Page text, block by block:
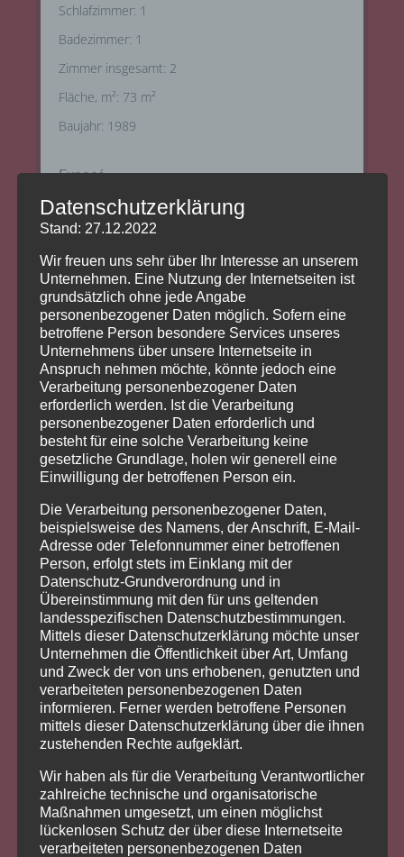
Schlafzimmer: 1
Badezimmer: 1
Zimmer insgesamt: 2
Fläche, m²: 73 m²
Baujahr: 1989
Exposé
Objektbeschreibung
die angebotene 2 Zimmer-Wohnung mit ca. 73 m²
Wohnfläche, befindet sich im Erdgeschoss eines
gepflegten 3 Familienhauses Baujahr 1992 in
Weinhof einem Ortsteil von Altdorf bei Nürnberg.
Die Wohnung wird derzeit renoviert. Die Wände
der gesamten Wohnung werden weiß gestrichen.
Im Wohnzimmer, Schlafzimmer und in der Küche
wird Design-Vinyl-Boden verlegt. Das Badezimmer
ist gefliest. Über das Wohnzimmer gelangt man auf
die Terrasse mit Zugang zum
Gemeinschaftsgarten. Das Badezimmer ist mit
einer Badewanne und einer Dusche ausgestattet.
Ebenfalls zur Wohnung zugehörig, ein geräumiger
Abstellraum außerhalb der Wohnung im
Erdgeschoss, eine Einzelgarage, ein PKW-Stellplatz
und ein Gemeinschafts-Wäschetrockenboden. Die
Waschmaschine kann in dem Badezimmer
angeschlossen werden.
Mikro- / Makro-Lage
Makrolage: Altdorf bei Nürnberg ist eine Stadt im
Mittelfränkischen Landkreis Nürnberger Land. Die
Kleinstadt liegt in der Metropolregion
Nürnberg/Erlangen/Fürth und im Einzugsgebiet
N.N. erstreckt sich die Stadt auf einer Fläche von
47 km². Ein gutes soziales Netz und eine Fülle von
Freizeiteinrichtungen und Vereinen schaffen ein
gutes Umfeld für die Bevölkerung. Altdorf ist
Datenschutzerklärung
Stand: 27.12.2022
Wir freuen uns sehr über Ihr Interesse an unserem
Unternehmen. Eine Nutzung der Internetseiten ist
grundsätzlich ohne jede Angabe
personenbezogener Daten möglich. Sofern eine
betroffene Person besondere Services unseres
Unternehmens über unsere Internetseite in
Anspruch nehmen möchte, könnte jedoch eine
Verarbeitung personenbezogener Daten
erforderlich werden. Ist die Verarbeitung
personenbezogener Daten erforderlich und
besteht für eine solche Verarbeitung keine
gesetzliche Grundlage, holen wir generell eine
Einwilligung der betroffenen Person ein.
Die Verarbeitung personenbezogener Daten,
beispielsweise des Namens, der Anschrift, E-Mail-
Adresse oder Telefonnummer einer betroffenen
Person, erfolgt stets im Einklang mit der
Datenschutz-Grundverordnung und in
Übereinstimmung mit den für uns geltenden
landesspezifischen Datenschutzbestimmungen.
Mittels dieser Datenschutzerklärung möchte unser
Unternehmen die Öffentlichkeit über Art, Umfang
und Zweck der von uns erhobenen, genutzten und
verarbeiteten personenbezogenen Daten
informieren. Ferner werden betroffene Personen
mittels dieser Datenschutzerklärung über die ihnen
zustehenden Rechte aufgeklärt.
Wir haben als für die Verarbeitung Verantwortlicher
zahlreiche technische und organisatorische
Maßnahmen umgesetzt, um einen möglichst
lückenlosen Schutz der über diese Internetseite
verarbeiteten personenbezogenen Daten